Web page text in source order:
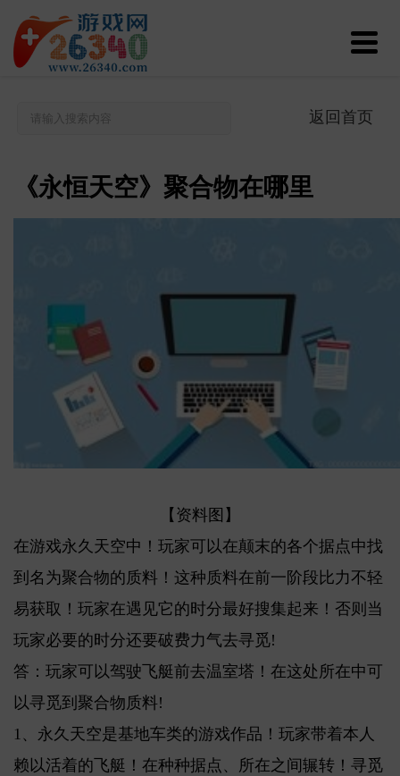
返回首页
《永恒天空》聚合物在哪里
【资料图】
在游戏永久天空中！玩家可以在颠末的各个据点中找
到名为聚合物的质料！这种质料在前一阶段比力不轻
易获取！玩家在遇见它的时分最好搜集起来！否则当
玩家必要的时分还要破费力气去寻觅!
答：玩家可以驾驶飞艇前去温室塔！在这处所在中可
以寻觅到聚合物质料!
1、永久天空是基地车类的游戏作品！玩家带着本人
赖以活着的飞艇！在种种据点、所在之间辗转！寻觅